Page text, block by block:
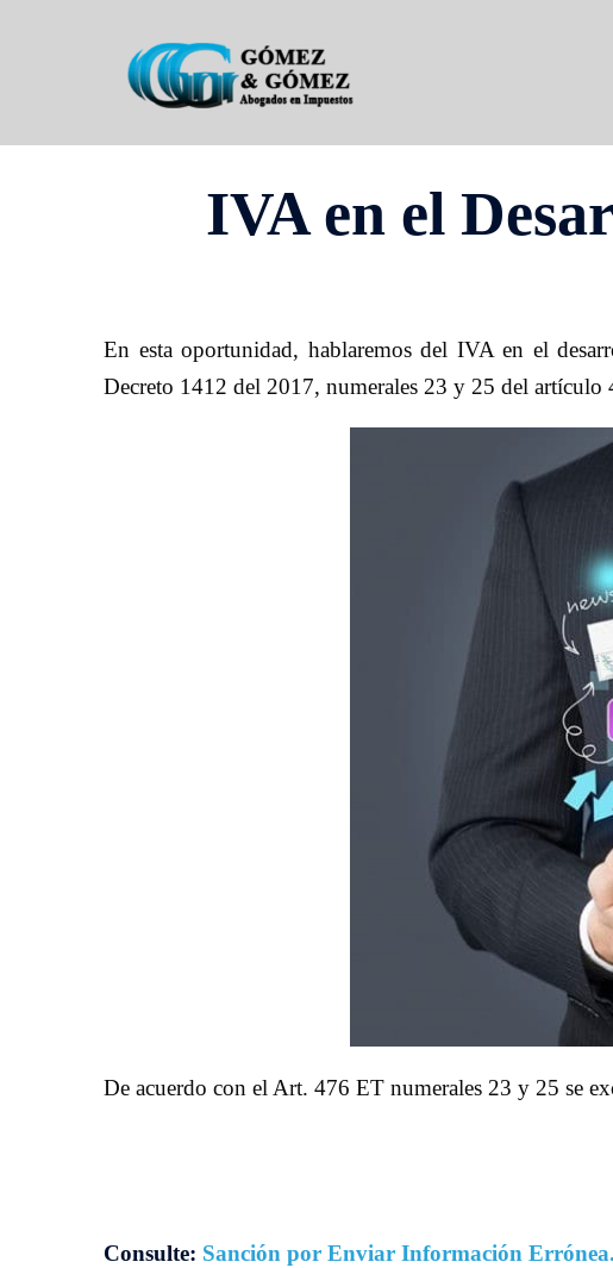
IVA en el
En esta oportunidad, hablaremos del IVA en el
Decreto 1412 del 2017, numerales 23 y 25 del artículo
De acuerdo con el Art. 476 ET numerales 23 y 25 se
Consulte: Sanción por Enviar Información Errónea.